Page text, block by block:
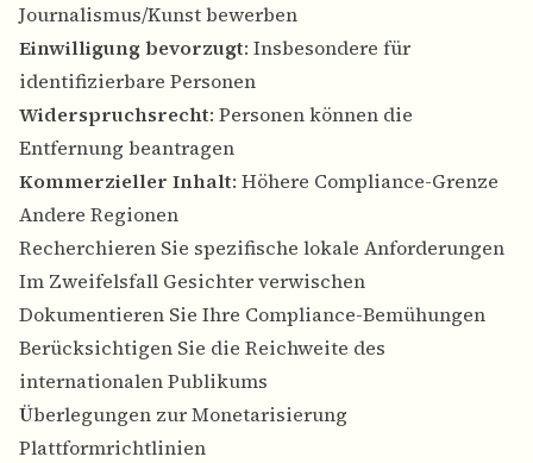
Journalismus/Kunst bewerben
Einwilligung bevorzugt: Insbesondere für
identifizierbare Personen
Widerspruchsrecht: Personen können die
Entfernung beantragen
Kommerzieller Inhalt: Höhere Compliance-Grenze
Andere Regionen
Recherchieren Sie spezifische lokale Anforderungen
Im Zweifelsfall Gesichter verwischen
Dokumentieren Sie Ihre Compliance-Bemühungen
Berücksichtigen Sie die Reichweite des
internationalen Publikums
Überlegungen zur Monetarisierung
Plattformrichtlinien